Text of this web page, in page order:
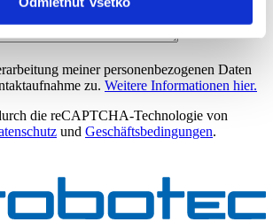
meiner personenbezogenen Daten
zu. Weitere Informationen hier.
die reCAPTCHA-Technologie von
und Geschäftsbedingungen.